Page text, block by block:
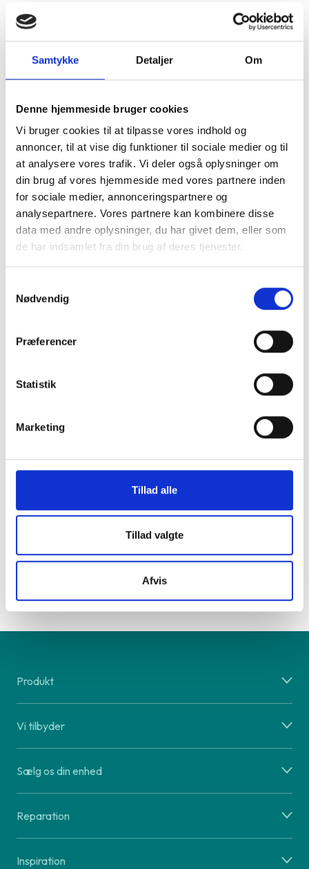
Samtykke Detaljer Om
Denne hjemmeside bruger cookies
Vi bruger cookies til at tilpasse vores indhold og
annoncer, til at vise dig funktioner til sociale medier og til
at analysere vores trafik. Vi deler også oplysninger om
din brug af vores hjemmeside med vores partnere inden
for sociale medier, annonceringspartnere og
analysepartnere. Vores partnere kan kombinere disse
data med andre oplysninger, du har givet dem, eller som
de har indsamlet fra din brug af deres tjenester.
Nødvendig
Præferencer
Statistik
Marketing
Tillad alle
Tillad valgte
Afvis
Kom og besøg
os i en af vores
mange
butikker i hele
Danmark
Find din lokale forretningher
Produkt
Vi tilbyder
Sælg os din enhed
Reparation
Inspiration